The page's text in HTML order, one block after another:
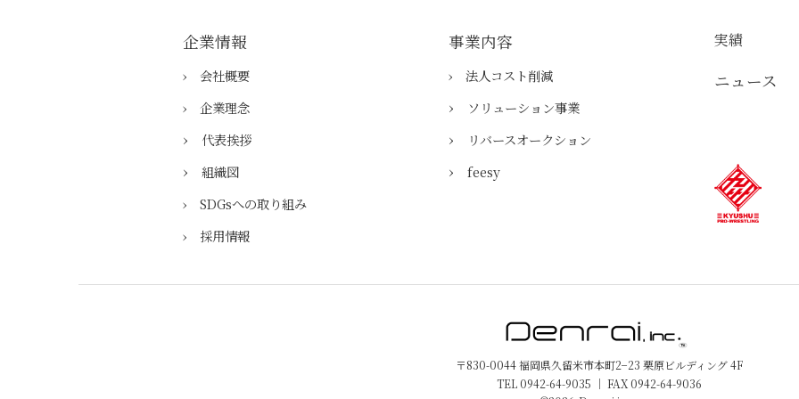
企業情報
› 会社概要
› ​企業理念
› ​代表挨拶
› 組織図
› SDGsへの取り組み
› 採用情報
事業内容
› 法人コスト削減
› ​ソリューション事業
› リバースオークション
› feesy
実績
ニュース
〒830-0044 福岡県久留米市本町2−23 栗原ビルディング 4F
TEL 0942-64-9035 ｜ FAX 0942-64-9036